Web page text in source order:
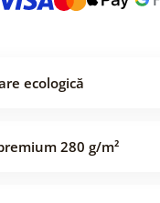
ecologică
280 g/m²